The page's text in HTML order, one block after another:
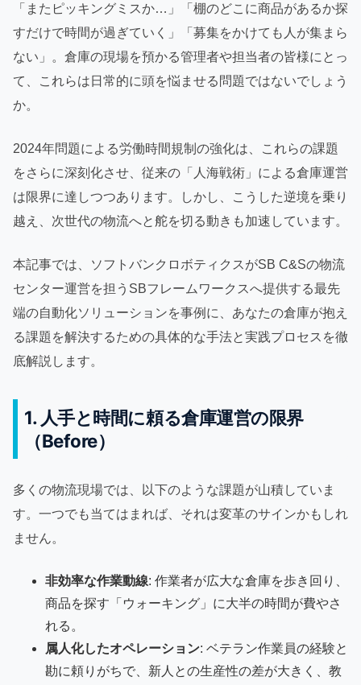
「またピッキングミスか…」「棚のどこに商品があるか探
すだけで時間が過ぎていく」「募集をかけても人が集まら
ない」。倉庫の現場を預かる管理者や担当者の皆様にとっ
て、これらは日常的に頭を悩ませる問題ではないでしょう
か。
2024年問題による労働時間規制の強化は、これらの課題
をさらに深刻化させ、従来の「人海戦術」による倉庫運営
は限界に達しつつあります。しかし、こうした逆境を乗り
越え、次世代の物流へと舵を切る動きも加速しています。
本記事では、ソフトバンクロボティクスがSB C&Sの物流
センター運営を担うSBフレームワークスへ提供する最先
端の自動化ソリューションを事例に、あなたの倉庫が抱え
る課題を解決するための具体的な手法と実践プロセスを徹
底解説します。
1. 人手と時間に頼る倉庫運営の限界
（Before）
多くの物流現場では、以下のような課題が山積していま
す。一つでも当てはまれば、それは変革のサインかもしれ
ません。
非効率な作業動線: 作業者が広大な倉庫を歩き回り、
商品を探す「ウォーキング」に大半の時間が費やさ
れる。
属人化したオペレーション: ベテラン作業員の経験と
勘に頼りがちで、新人との生産性の差が大きく、教